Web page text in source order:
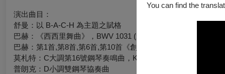
You can find the
演出曲目：
舒曼：以 B-A-C-H 為主題之賦格
巴赫：《西西里舞曲》，BWV 1031 (邁爾改編為雙鋼琴)
巴赫：第1首,第8首,第6首,第10首《創意曲》，BWV 772-786 為
莫札特：C大調第16號鋼琴奏鳴曲，K.545 (葛利格改編為雙鋼琴)
普朗克：D小調雙鋼琴協奏曲